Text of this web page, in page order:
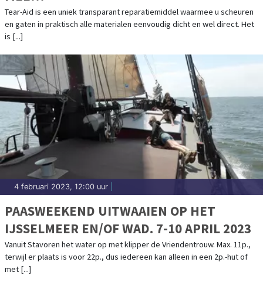
Tear-Aid is een uniek transparant reparatiemiddel waarmee u scheuren
en gaten in praktisch alle materialen eenvoudig dicht en wel direct. Het
is [...]
4 februari 2023, 12:00 uur
PAASWEEKEND UITWAAIEN OP HET
IJSSELMEER EN/OF WAD. 7-10 APRIL 2023
Vanuit Stavoren het water op met klipper de Vriendentrouw. Max. 11p.,
terwijl er plaats is voor 22p., dus iedereen kan alleen in een 2p.-hut of
met [...]